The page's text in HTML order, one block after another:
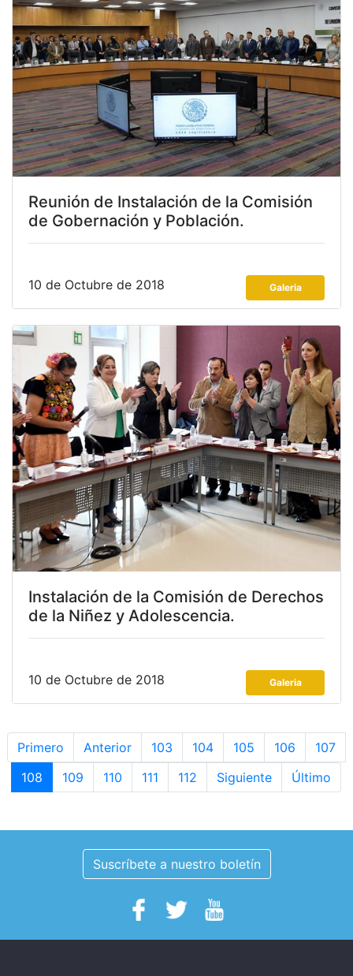
Reunión de Instalación de la Comisión
de Gobernación y Población.
10 de Octubre de 2018 Galeria
Instalación de la Comisión de Derechos
de la Niñez y Adolescencia.
10 de Octubre de 2018 Galeria
Primero Anterior 103 104 105 106
107
108
109 110 111 112 Siguiente Último
Suscríbete a nuestro boletín